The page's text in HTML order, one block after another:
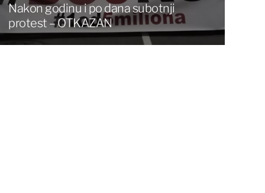
Nakon godinu i po dana subotnji
protest – OTKAZAN